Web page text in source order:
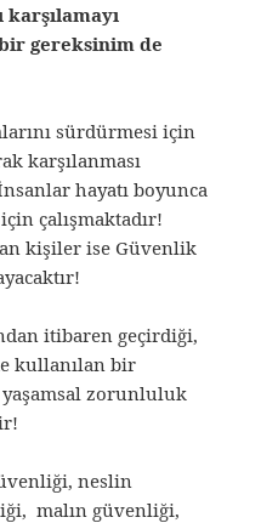
karşılamayı
gereksinim de
sürdürmesi için
karşılanması
hayatı boyunca
çalışmaktadır!
kişiler ise Güvenlik
itibaren geçirdiği,
kullanılan bir
zorunluluk
neslin
malın güvenliği,